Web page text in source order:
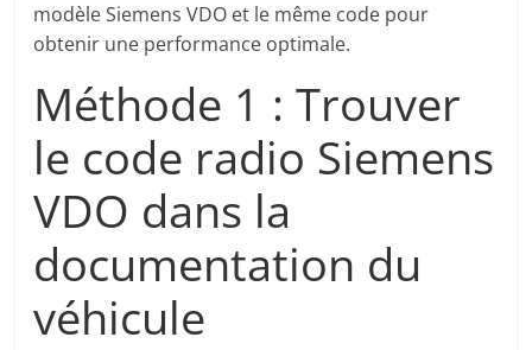
modèle Siemens VDO et le même code pour
obtenir une performance optimale.
Méthode 1 : Trouver
le code radio Siemens
VDO dans la
documentation du
véhicule